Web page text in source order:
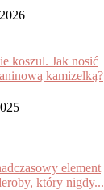
koszul. Jak nosić
kamizelką?
element
który nigdy...